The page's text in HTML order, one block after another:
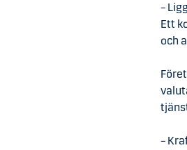
–
Ett
och
–